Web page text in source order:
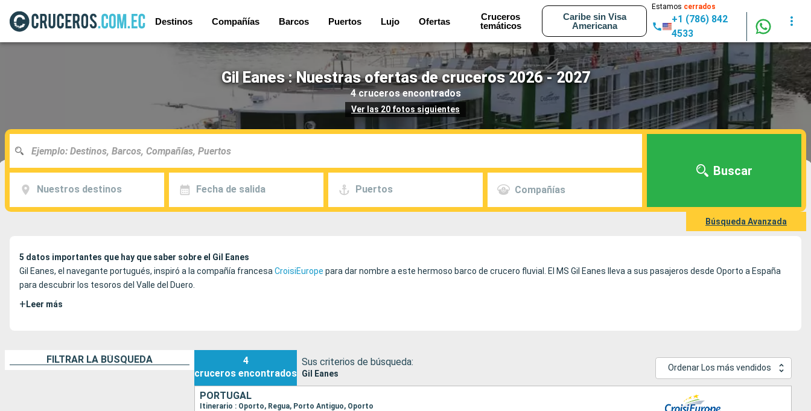
Destinos Compañías Barcos Puertos Lujo Ofertas
Cruceros
temáticos
Caribe sin Visa
Americana
Estamos cerrados
+1 (786) 842
4533
Gil Eanes : Nuestras ofertas de cruceros 2026 - 2027
4 cruceros encontrados
Ver las 20 fotos siguientes
Nuestros destinos Fecha de salida Puertos Compañías
Buscar
Búsqueda Avanzada
5 datos importantes que hay que saber sobre el Gil Eanes
Gil Eanes, el navegante portugués, inspiró a la compañía francesa CroisiEurope para dar nombre a este hermoso barco de crucero fluvial. El MS Gil Eanes lleva a sus pasajeros desde Oporto a España
para descubrir los tesoros del Valle del Duero.
+ Leer más
FILTRAR LA BÚSQUEDA
4
cruceros encontrados
Sus criterios de búsqueda:
Gil Eanes
Ordenar Los más vendidos
PORTUGAL
Itinerario : Oporto, Regua, Porto Antiguo, Oporto